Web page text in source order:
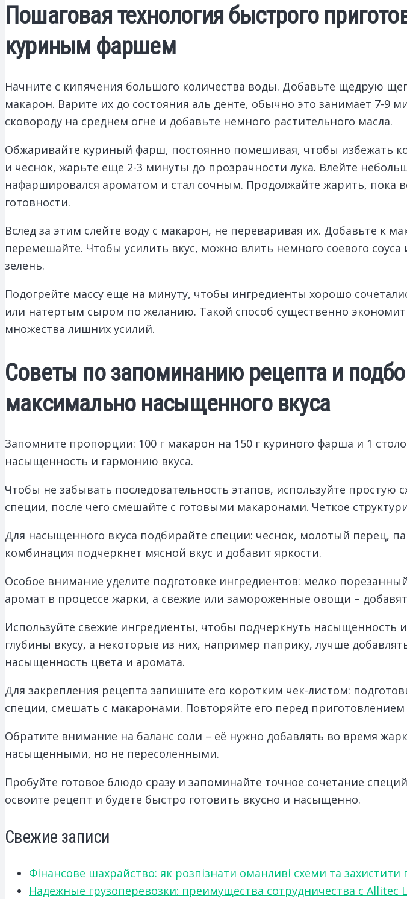
Пошаговая технология быстрого
куриным фаршем
Начните с кипячения большого количества воды. Добавьте щедрую
макарон. Варите их до состояния аль денте, обычно это занимает 7-9
сковороду на среднем огне и добавьте немного растительного масла.
Обжаривайте куриный фарш, постоянно помешивая, чтобы избежать
и чеснок, жарьте еще 2-3 минуты до прозрачности лука. Влейте
нафаршировался ароматом и стал сочным. Продолжайте жарить, пока
готовности.
Вслед за этим слейте воду с макарон, не переваривая их. Добавьте
перемешайте. Чтобы усилить вкус, можно влить немного соевого
зелень.
Подогрейте массу еще на минуту, чтобы ингредиенты хорошо
или натертым сыром по желанию. Такой способ существенно
множества лишних усилий.
Советы по запоминанию рецепта и
максимально насыщенного вкуса
Запомните пропорции: 100 г макарон на 150 г куриного фарша и 1
насыщенность и гармонию вкуса.
Чтобы не забывать последовательность этапов, используйте простую
специи, после чего смешайте с готовыми макаронами. Четкое
Для насыщенного вкуса подбирайте специи: чеснок, молотый перец,
комбинация подчеркнет мясной вкус и добавит яркости.
Особое внимание уделите подготовке ингредиентов: мелко
аромат в процессе жарки, а свежие или замороженные овощи –
Используйте свежие ингредиенты, чтобы подчеркнуть
глубины вкусу, а некоторые из них, например паприку, лучше
насыщенность цвета и аромата.
Для закрепления рецепта запишите его коротким чек-листом:
специи, смешать с макаронами. Повторяйте его перед
Обратите внимание на баланс соли – её нужно добавлять во время
насыщенными, но не пересоленными.
Пробуйте готовое блюдо сразу и запоминайте точное сочетание
освоите рецепт и будете быстро готовить вкусно и насыщенно.
Свежие записи
Фінансове шахрайство: як розпізнати оманливі схеми та захистити
Надежные грузоперевозки: преимущества сотрудничества с Allitec